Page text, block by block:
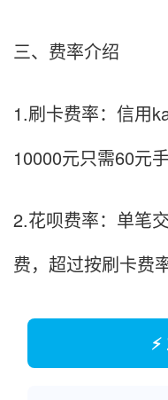
三、费率介绍
1.刷卡费率：信用
10000元只需60元手
2.花呗费率：单笔
费，超过按刷卡费